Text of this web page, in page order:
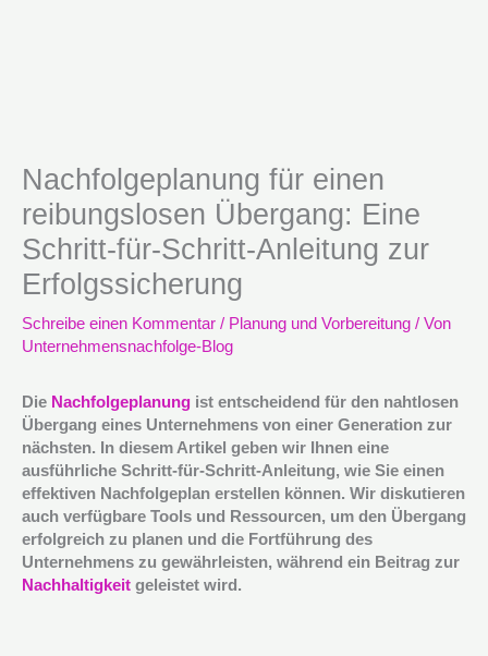
Nachfolgeplanung für einen
reibungslosen Übergang: Eine
Schritt-für-Schritt-Anleitung zur
Erfolgssicherung
Schreibe einen Kommentar / Planung und Vorbereitung / Von
Unternehmensnachfolge-Blog
Die Nachfolgeplanung ist entscheidend für den nahtlosen
Übergang eines Unternehmens von einer Generation zur
nächsten. In diesem Artikel geben wir Ihnen eine
ausführliche Schritt-für-Schritt-Anleitung, wie Sie einen
effektiven Nachfolgeplan erstellen können. Wir diskutieren
auch verfügbare Tools und Ressourcen, um den Übergang
erfolgreich zu planen und die Fortführung des
Unternehmens zu gewährleisten, während ein Beitrag zur
Nachhaltigkeit geleistet wird.